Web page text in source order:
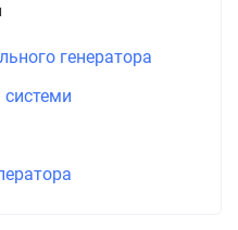
генератора
системи